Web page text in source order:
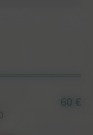
60 €